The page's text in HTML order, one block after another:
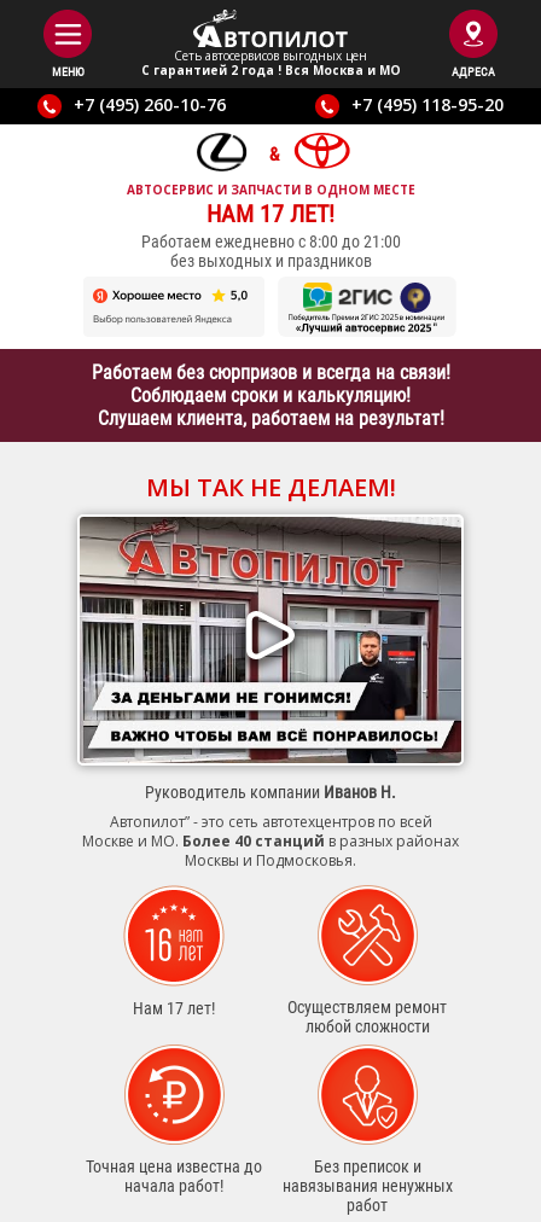
МЕНЮ
Сеть автосервисов выгодныx цен
С гарантией 2 года ! Вся Москва и МО
АДРЕСА
+7 (495) 260-10-76 +7 (495) 118-95-20
АВТОСЕРВИС И ЗАПЧАСТИ В ОДНОМ МЕСТЕ
НАМ 17 ЛЕТ!
Работаем ежедневно с 8:00 до 21:00
без выходных и праздников
Работаем без сюрпризов и всегда на связи!
Соблюдаем сроки и калькуляцию!
Слушаем клиента, работаем на результат!
МЫ ТАК НЕ ДЕЛАЕМ!
Руководитель компании Иванов Н.
Автопилот” - это сеть автотехцентров по всей
Москве и МО. Более 40 станций в разных районах
Москвы и Подмосковья.
Нам 17 лет!
Осуществляем ремонт
любой сложности
Точная цена известна до
начала работ!
Без преписок и
навязывания ненужных
работ